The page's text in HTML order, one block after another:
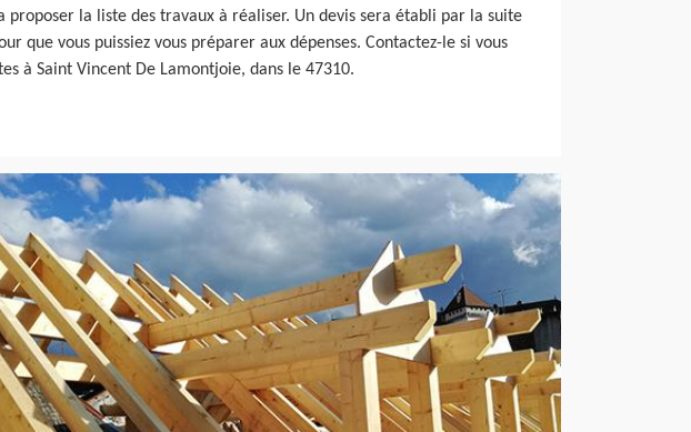
proposer la liste des travaux à réaliser. Un devis sera établi par la suite
que vous puissiez vous préparer aux dépenses. Contactez-le si vous
à Saint Vincent De Lamontjoie, dans le 47310.